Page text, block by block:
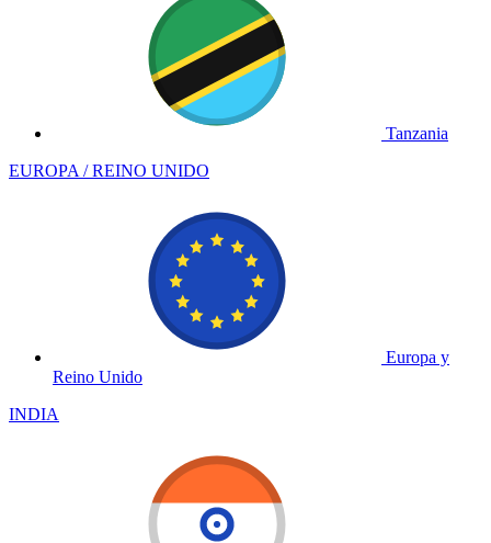
Tanzania
EUROPA / REINO UNIDO
Europa y
Reino Unido
INDIA